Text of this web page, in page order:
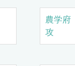
農学
攻